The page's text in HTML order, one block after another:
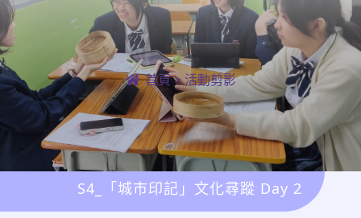
首頁>活動剪影
S4_「城市印記」文化尋蹤 Day 2